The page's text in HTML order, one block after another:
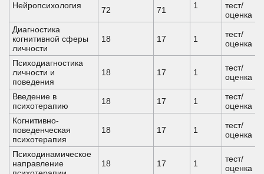
Нейропсихология
72 71 1
тест/
оценка
Диагностика
когнитивной сферы
личности
18 17 1
тест/
оценка
Психодиагностика
личности и
поведения
18 17 1
тест/
оценка
Введение в
психотерапию
18 17 1
тест/
оценка
Когнитивно-
поведенческая
психотерапия
18 17 1
тест/
оценка
Психодинамическое
направление
18 17 1
тест/
оценка